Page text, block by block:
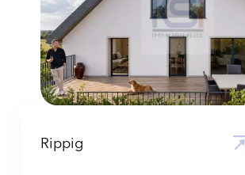
Rippig